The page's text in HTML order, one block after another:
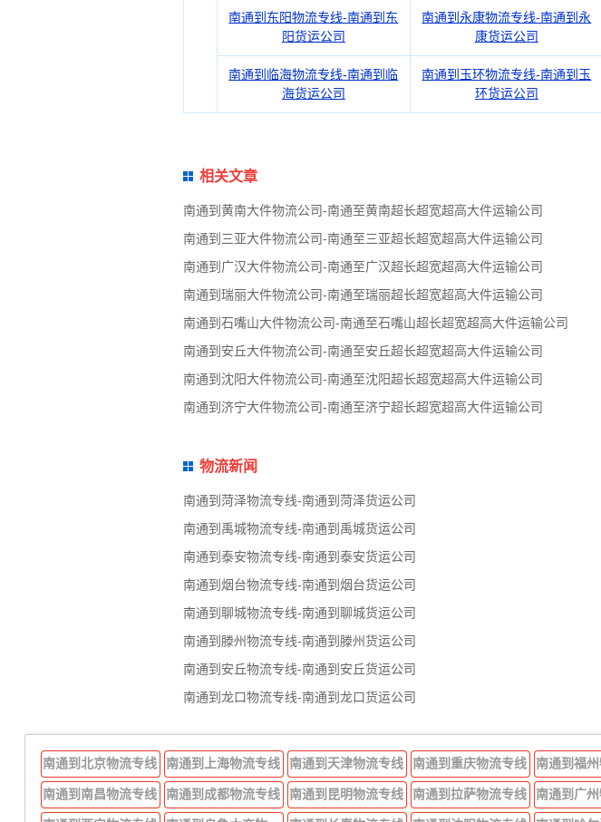
南通到东阳物流专线-南通到东
阳货运公司
南通到永康物流专线-南通到永
康货运公司
南通到临海物流专线-南通到临
海货运公司
南通到玉环物流专线-南通到玉
环货运公司
相关文章
南通到黄南大件物流公司-南通至黄南超长超宽超高大件运输公司
南通到三亚大件物流公司-南通至三亚超长超宽超高大件运输公司
南通到广汉大件物流公司-南通至广汉超长超宽超高大件运输公司
南通到瑞丽大件物流公司-南通至瑞丽超长超宽超高大件运输公司
南通到石嘴山大件物流公司-南通至石嘴山超长超宽超高大件运输公司
南通到安丘大件物流公司-南通至安丘超长超宽超高大件运输公司
南通到沈阳大件物流公司-南通至沈阳超长超宽超高大件运输公司
南通到济宁大件物流公司-南通至济宁超长超宽超高大件运输公司
物流新闻
南通到菏泽物流专线-南通到菏泽货运公司
南通到禹城物流专线-南通到禹城货运公司
南通到泰安物流专线-南通到泰安货运公司
南通到烟台物流专线-南通到烟台货运公司
南通到聊城物流专线-南通到聊城货运公司
南通到滕州物流专线-南通到滕州货运公司
南通到安丘物流专线-南通到安丘货运公司
南通到龙口物流专线-南通到龙口货运公司
南通到北京物流专线 南通到上海物流专线 南通到天津物流专线 南通到重庆物流专线 南通到福
南通到南昌物流专线 南通到成都物流专线 南通到昆明物流专线 南通到拉萨物流专线 南通到广